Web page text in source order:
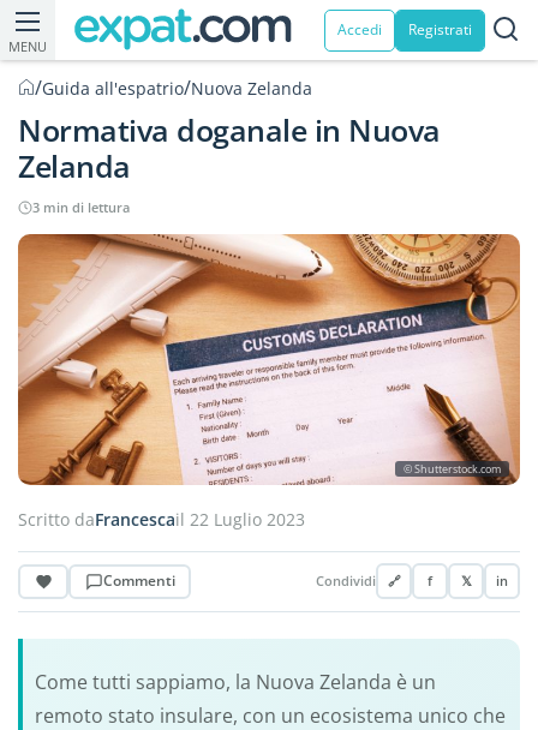
MENU
Accedi Registrati
/Guida all'espatrio/Nuova Zelanda
Normativa doganale in Nuova
Zelanda
3 min di lettura
© Shutterstock.com
Scritto daFrancescail 22 Luglio 2023
Commenti Condividi 🔗 f 𝕏 in
Come tutti sappiamo, la Nuova Zelanda è un
remoto stato insulare, con un ecosistema unico che